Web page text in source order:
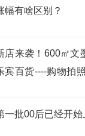
幅有啥区别？
店来袭！600㎡文
宾百货----购物拍
一批00后已经开